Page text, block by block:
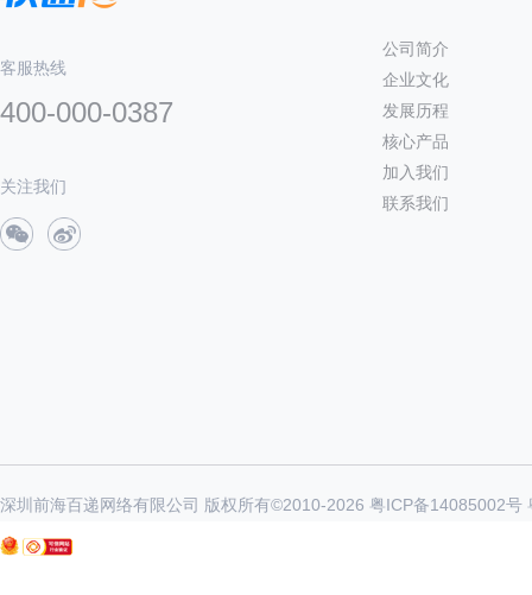
客服热线
400-000-0387
关注我们
公司简介
企业文化
发展历程
核心产品
加入我们
联系我们
深圳前海百递网络有限公司 版权所有©2010-2026 粤ICP备14085002号